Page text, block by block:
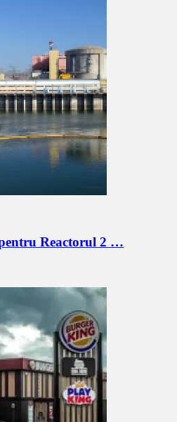
Reactorul 2 …